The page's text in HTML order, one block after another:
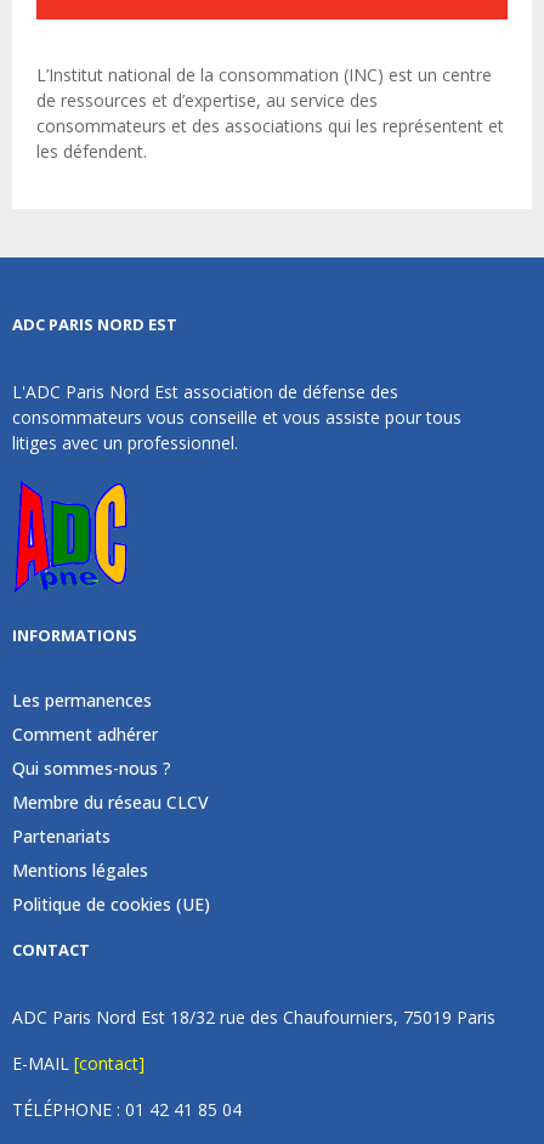
L’Institut national de la consommation (INC) est un centre
de ressources et d’expertise, au service des
consommateurs et des associations qui les représentent et
les défendent.
ADC PARIS NORD EST
L'ADC Paris Nord Est association de défense des
consommateurs vous conseille et vous assiste pour tous
litiges avec un professionnel.
INFORMATIONS
Les permanences
Comment adhérer
Qui sommes-nous ?
Membre du réseau CLCV
Partenariats
Mentions légales
Politique de cookies (UE)
CONTACT
ADC Paris Nord Est 18/32 rue des Chaufourniers, 75019 Paris
E-MAIL [contact]
TÉLÉPHONE : 01 42 41 85 04